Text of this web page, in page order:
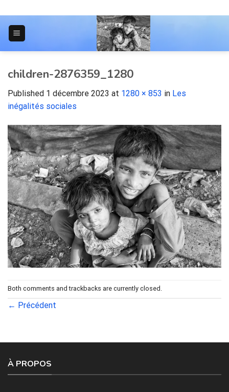
to
content
children-2876359_1280
Published 1 décembre 2023 at 1280 × 853 in Les
inégalités sociales
Both comments and trackbacks are currently closed.
← Précédent
À PROPOS